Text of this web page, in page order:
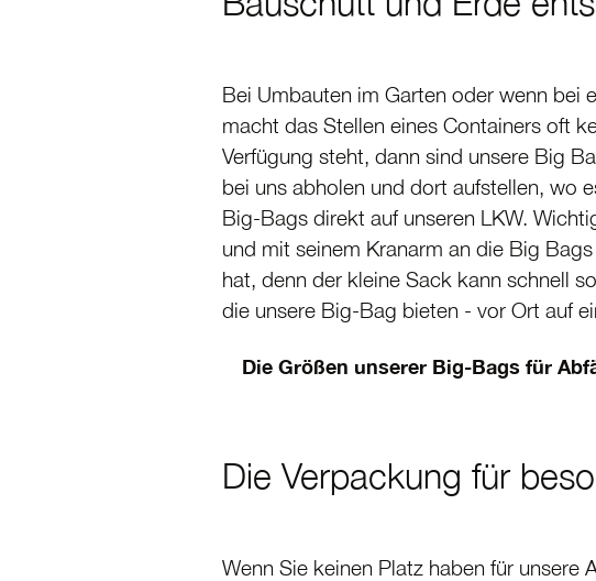
Bei Umbauten im Garten oder wenn bei
macht das Stellen eines Containers oft
Verfügung steht, dann sind unsere Big
bei uns abholen und dort aufstellen, wo
Big-Bags direkt auf unseren LKW.
und mit seinem Kranarm an die Big
hat, denn der kleine Sack kann schnell
die unsere Big-Bag bieten - vor Ort auf
Die Größen unserer Big-Bags für
Die Verpackung für
Wenn Sie keinen Platz haben für